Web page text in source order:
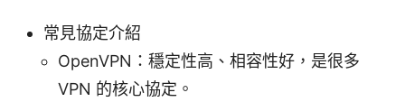
常見協定介紹
OpenVPN：穩定性高、相容性好，是很多
VPN 的核心協定。